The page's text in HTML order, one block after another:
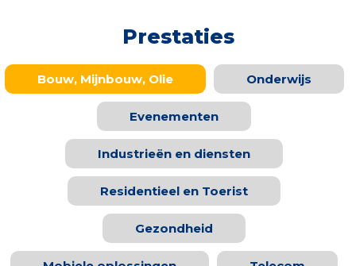
Prestaties
Bouw, Mijnbouw, Olie Onderwijs
Evenementen
Industrieën en diensten
Residentieel en Toerist
Gezondheid